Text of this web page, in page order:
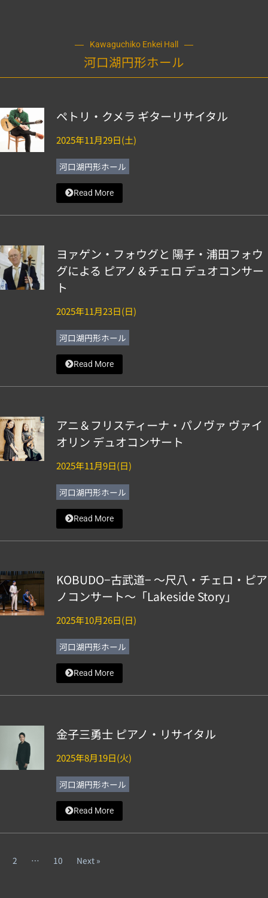
Kawaguchiko Enkei Hall
河口湖円形ホール
ペトリ・クメラ ギターリサイタル
2025年11月29日(土)
河口湖円形ホール
Read More
ヨァゲン・フォウグと 陽子・浦田フォウ
グによる ピアノ＆チェロ デュオコンサー
ト
2025年11月23日(日)
河口湖円形ホール
Read More
アニ＆フリスティーナ・パノヴァ ヴァイ
オリン デュオコンサート
2025年11月9日(日)
河口湖円形ホール
Read More
KOBUDO−古武道− ～尺八・チェロ・ピア
ノコンサート～「Lakeside Story」
2025年10月26日(日)
河口湖円形ホール
Read More
金子三勇士 ピアノ・リサイタル
2025年8月19日(火)
河口湖円形ホール
Read More
2 … 10 Next »